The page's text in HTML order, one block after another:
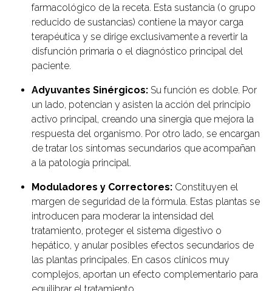
farmacológico de la receta. Esta sustancia (o grupo
reducido de sustancias) contiene la mayor carga
terapéutica y se dirige exclusivamente a revertir la
disfunción primaria o el diagnóstico principal del
paciente.
Adyuvantes Sinérgicos: Su función es doble. Por
un lado, potencian y asisten la acción del principio
activo principal, creando una sinergia que mejora la
respuesta del organismo. Por otro lado, se encargan
de tratar los síntomas secundarios que acompañan
a la patología principal.
Moduladores y Correctores: Constituyen el
margen de seguridad de la fórmula. Estas plantas se
introducen para moderar la intensidad del
tratamiento, proteger el sistema digestivo o
hepático, y anular posibles efectos secundarios de
las plantas principales. En casos clínicos muy
complejos, aportan un efecto complementario para